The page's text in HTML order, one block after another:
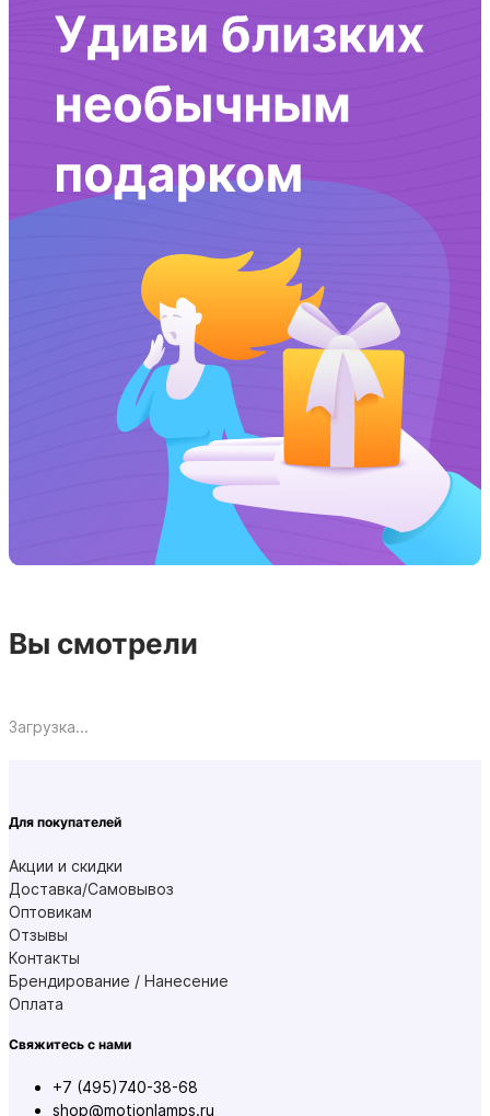
Вы смотрели
Загрузка...
Для покупателей
Акции и скидки
Доставка/Самовывоз
Оптовикам
Отзывы
Контакты
Брендирование / Нанесение
Оплата
Свяжитесь с нами
+7 (495)740-38-68
shop@motionlamps.ru